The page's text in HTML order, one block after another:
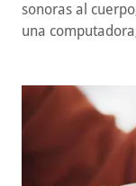
sonoras al
una